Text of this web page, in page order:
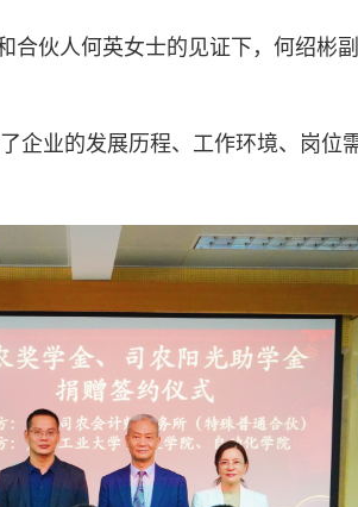
合伙人何英女士的见证下，何绍彬
企业的发展历程、工作环境、岗位